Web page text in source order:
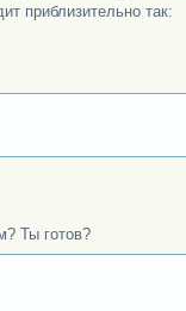
приблизительно так:
Ты готов?